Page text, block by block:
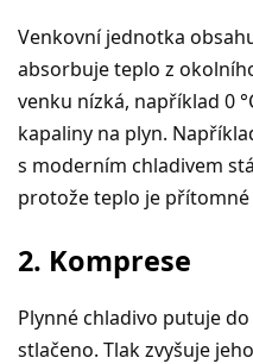
Venkovní jednotka
absorbuje teplo z
venku nízká, například 0 °
kapaliny na plyn.
s moderním chladivem
protože teplo je přítomné
2. Komprese
Plynnéchladivo putuje
stlačeno. Tlak zvyšuje